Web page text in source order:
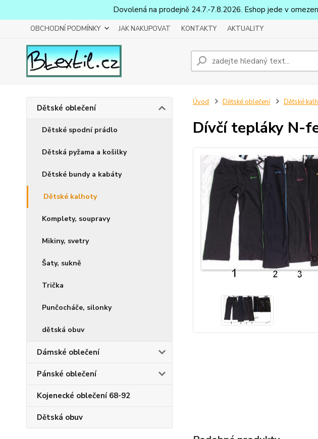
Dovolená na prodejně 24.7.-7.8.2026. Eshop jede v
OBCHODNÍ PODMÍNKY JAK NAKUPOVAT KONTAKTY AKTUALITY
Dětské oblečení
Dětské spodní prádlo
Dětská pyžama a košilky
Dětské bundy a kabáty
Dětské kalhoty
Komplety, soupravy
Mikiny, svetry
Šaty, sukně
Trička
Punčocháče, silonky
dětská obuv
Dámské oblečení
Pánské oblečení
Kojenecké oblečení 68-92
Dětská obuv
Úvod Dětské oblečení Dětské
Dívčí tepláky N-